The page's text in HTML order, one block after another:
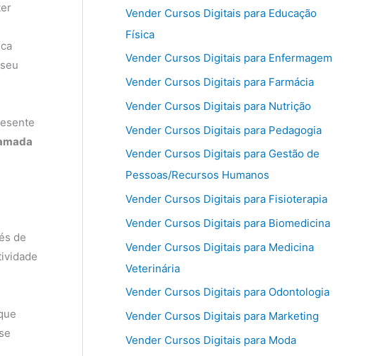
de
Vender Cursos Digitais para Educação
Física
Vender Cursos Digitais para Enfermagem
Vender Cursos Digitais para Farmácia
Vender Cursos Digitais para Nutrição
Vender Cursos Digitais para Pedagogia
Vender Cursos Digitais para Gestão de
Pessoas/Recursos Humanos
Vender Cursos Digitais para Fisioterapia
Vender Cursos Digitais para Biomedicina
Vender Cursos Digitais para Medicina
Veterinária
Vender Cursos Digitais para Odontologia
Vender Cursos Digitais para Marketing
Vender Cursos Digitais para Moda